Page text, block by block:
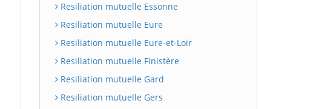
Resiliation mutuelle Essonne
Resiliation mutuelle Eure
Resiliation mutuelle Eure-et-Loir
Resiliation mutuelle Finistère
Resiliation mutuelle Gard
Resiliation mutuelle Gers